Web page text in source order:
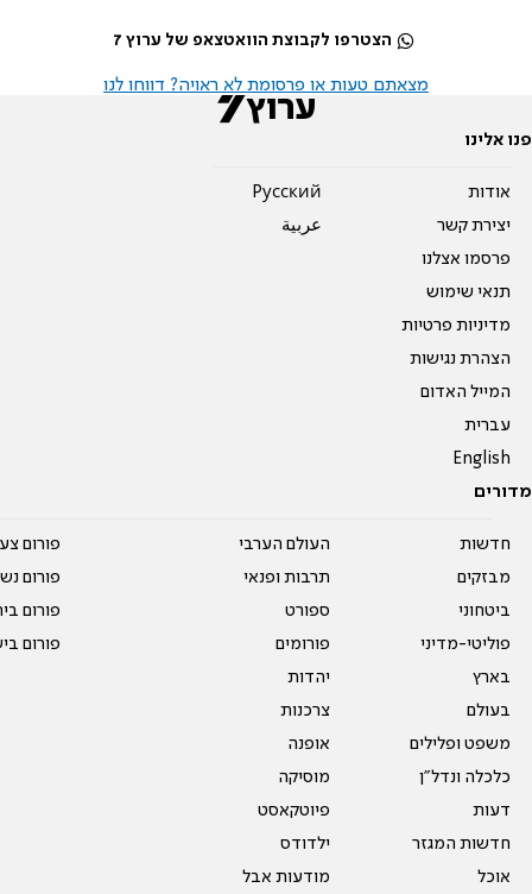
הצטרפו לקבוצת הוואטצאפ של ערוץ 7
מצאתם טעות או פרסומת לא ראויה? דווחו לנו
פנו אלינו
אודות
יצירת קשר
פרסמו אצלנו
תנאי שימוש
מדיניות פרטיות
הצהרת נגישות
המייל האדום
עברית
English
Pусский
عربية
מדורים
חדשות
מבזקים
ביטחוני
פוליטי-מדיני
בארץ
בעולם
משפט ופלילים
כלכלה ונדל"ן
דעות
חדשות המגזר
אוכל
העולם הערבי
תרבות ופנאי
ספורט
פורומים
יהדות
צרכנות
אופנה
מוסיקה
פיוטקאסט
ילדודס
מודעות אבל
פורום
פורום
פורום
פורום